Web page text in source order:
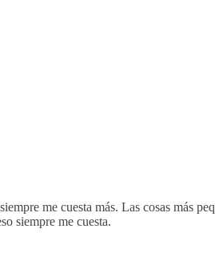
me cuesta más. Las cosas más
siempre me cuesta.